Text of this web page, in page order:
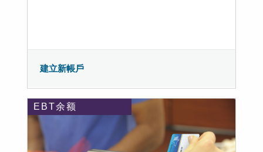
建立新帳戶
EBT余额